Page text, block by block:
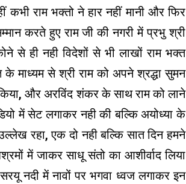
राम भक्तो ने हार नहीं मानी और फिर
करते हुए राम जी की नगरी में प्रभु श्री
से ही नही विदेशों से भी लाखों राम भक्त
माध्यम से श्री राम को अपने श्रद्धा सुमन
और अरविंद शंकर के साथ राम को लाने
में सेट लगाकर नही की बल्कि अयोध्या के
रहा, एक दो नही बल्कि सात दिन हमने
में जाकर साधू संतो का आशीर्वाद लिया
नदी में नावों पर भगवा ध्वज लगाकर इन